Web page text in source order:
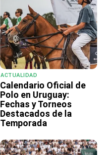
ACTUALIDAD
Calendario Oficial de
Polo en Uruguay:
Fechas y Torneos
Destacados de la
Temporada